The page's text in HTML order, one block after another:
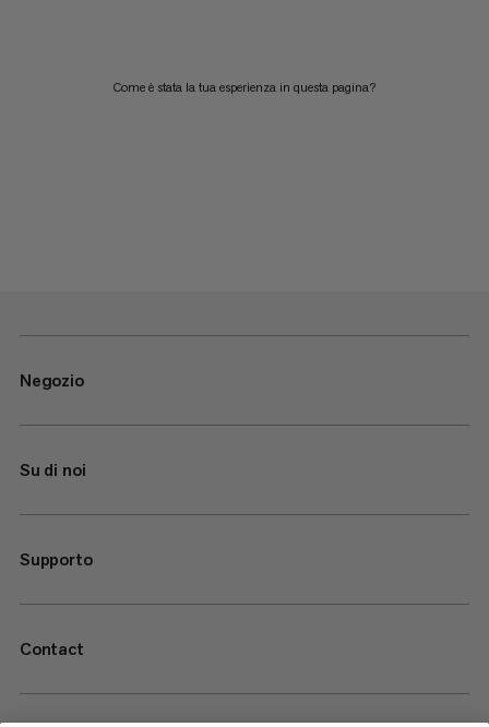
Come è stata la tua esperienza in questa pagina?
Negozio
Su di noi
Supporto
Contact